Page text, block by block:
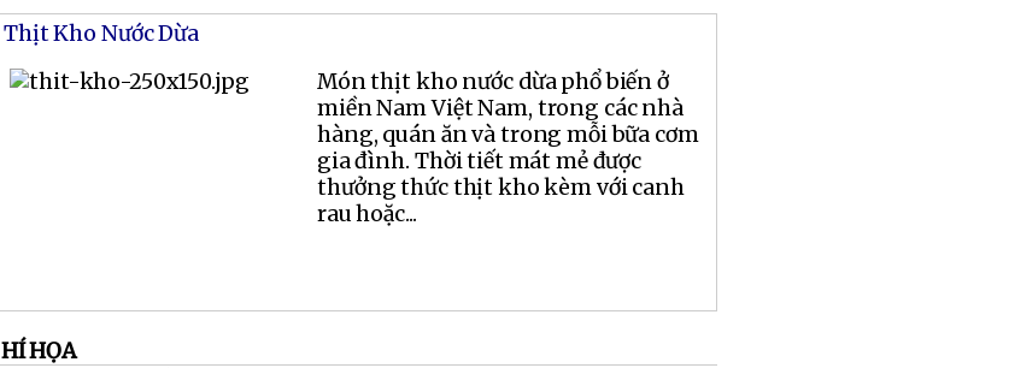
Thịt Kho Nước Dừa
Món thịt kho nước dừa phổ biến ở
miền Nam Việt Nam, trong các nhà
hàng, quán ăn và trong mỗi bữa cơm
gia đình. Thời tiết mát mẻ được
thưởng thức thịt kho kèm với canh
rau hoặc...
HÍ HỌA